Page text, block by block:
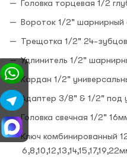
Головка торцевая 1/2
Вороток 1/2" шарнирный
Трещотка 1/2" 24-
Удлинитель 1/2"
Кардан 1/2"
Адаптер 3/8" & 1/2" под
Головка свечная 1/2"
Ключ комбинированный